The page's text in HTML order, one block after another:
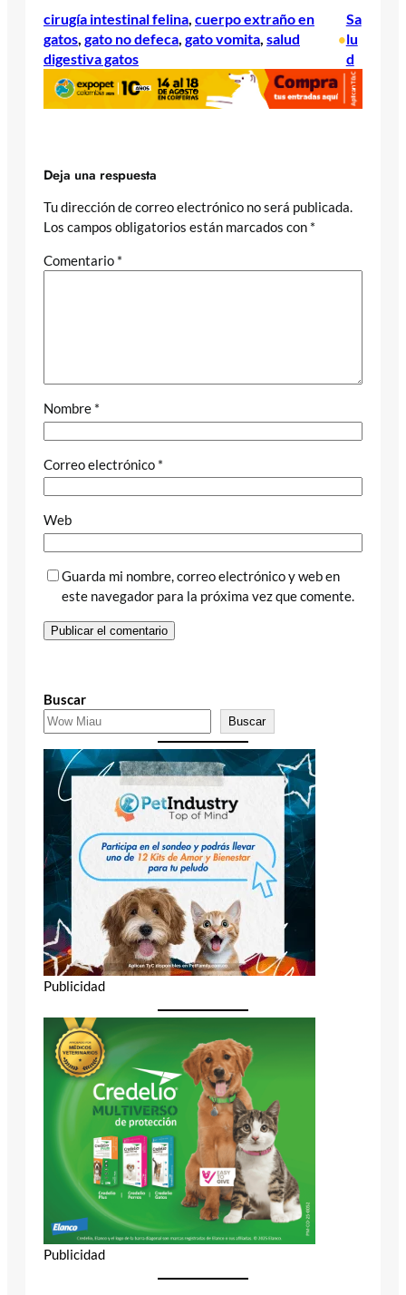
cirugía intestinal felina cuerpo extraño en
gatos gato no defeca gato vomita salud
digestiva gatos
•
Sa
lu
d
Deja una respuesta
Tu dirección de correo electrónico no será publicada.
Los campos obligatorios están marcados con *
Comentario *
Nombre *
Correo electrónico *
Web
Guarda mi nombre, correo electrónico y web en
este navegador para la próxima vez que comente.
Buscar
Buscar
Publicidad
Publicidad